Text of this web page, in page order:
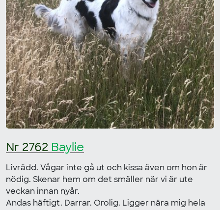
Nr 2762 Baylie
Livrädd. Vågar inte gå ut och kissa även om hon är
nödig. Skenar hem om det smäller när vi är ute
veckan innan nyår.
Andas häftigt. Darrar. Orolig. Ligger nära mig hela